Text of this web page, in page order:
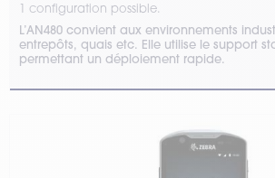
1 configuration possible.
L’AN480 convient aux environnements
entrepôts, quais etc. Elle utilise le support
permettant un déploiement rapide.